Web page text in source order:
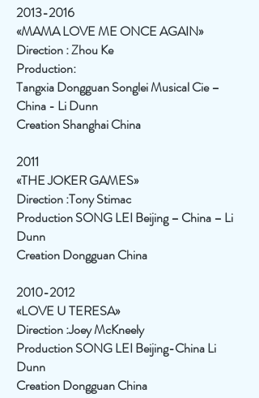
2013-2016
«MAMA LOVE ME ONCE AGAIN»
Direction : Zhou Ke
Production:
Tangxia Dongguan Songlei Musical Cie –
China - Li Dunn
Creation Shanghai China
2011
«THE JOKER GAMES»
Direction :Tony Stimac
Production SONG LEI Beijing – China – Li
Dunn
Creation Dongguan China
2010-2012
«LOVE U TERESA»
Direction :Joey McKneely
Production SONG LEI Beijing-China Li
Dunn
Creation Dongguan China